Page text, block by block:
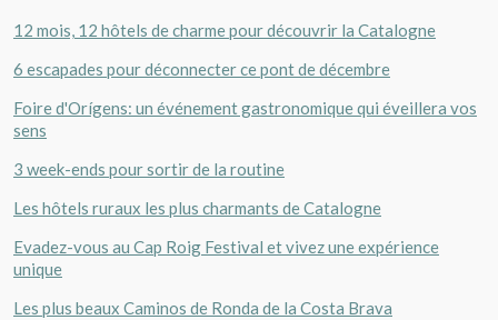
12 mois, 12 hôtels de charme pour découvrir la Catalogne
6 escapades pour déconnecter ce pont de décembre
Foire d'Orígens: un événement gastronomique qui éveillera vos
sens
3 week-ends pour sortir de la routine
Les hôtels ruraux les plus charmants de Catalogne
Evadez-vous au Cap Roig Festival et vivez une expérience
unique
Les plus beaux Caminos de Ronda de la Costa Brava